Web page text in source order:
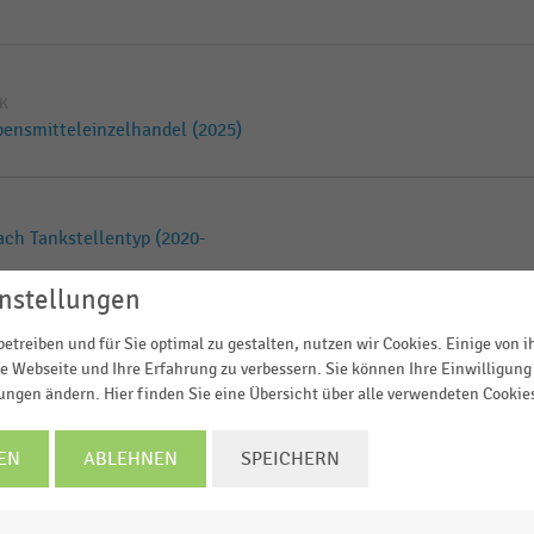
(2025)
Tankstellentyp (2020-
Tankstellentyp (2025-
Tankstellentyp (2020-
und für Sie optimal zu gestalten, nutzen wir Cookies. Einige von
Webseite und Ihre Erfahrung zu verbessern. Sie können Ihre
ändern. Hier finden Sie eine Übersicht über alle verwendeten
ABLEHNEN SPEICHERN